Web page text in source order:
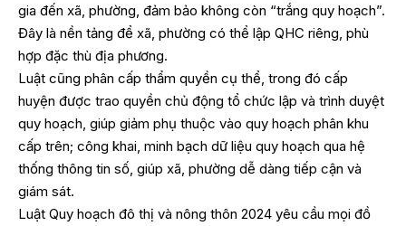
gia đến xã, phường, đảm bảo không còn “trắng quy hoạch”.
Đây là nền tảng để xã, phường có thể lập QHC riêng, phù
hợp đặc thù địa phương.
Luật cũng phân cấp thẩm quyền cụ thể, trong đó cấp
huyện được trao quyền chủ động tổ chức lập và trình duyệt
quy hoạch, giúp giảm phụ thuộc vào quy hoạch phân khu
cấp trên; công khai, minh bạch dữ liệu quy hoạch qua hệ
thống thông tin số, giúp xã, phường dễ dàng tiếp cận và
giám sát.
Luật Quy hoạch đô thị và nông thôn 2024 yêu cầu mọi đồ